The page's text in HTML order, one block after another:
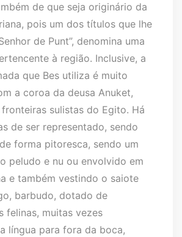
de que seja originário da
pois um dos títulos que lhe
de Punt”, denomina uma
à região. Inclusive, a
que Bes utiliza é muito
a coroa da deusa Anuket,
sulistas do Egito. Há
de ser representado, sendo
forma pitoresca, sendo um
peludo e nu ou envolvido em
e também vestindo o saiote
barbudo, dotado de
felinas, muitas vezes
língua para fora da boca,